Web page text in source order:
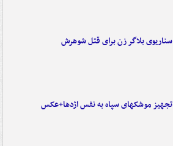
سناریوی بلاگر زن برای قتل شوهرش
تجهیز موشکهای سپاه به نفس اژدها+عکس